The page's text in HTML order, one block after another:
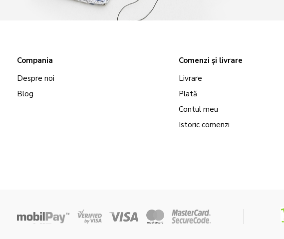
Compania
Despre noi
Blog
Comenzi și livrare
Livrare
Plată
Contul meu
Istoric comenzi